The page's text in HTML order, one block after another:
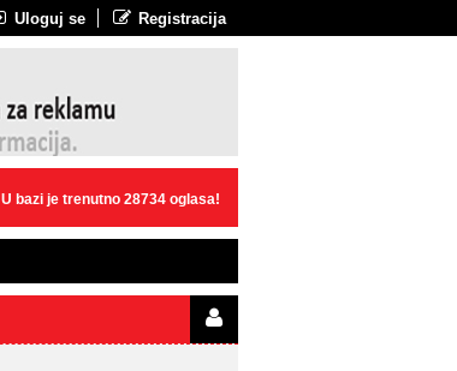
Uloguj se Registracija
U bazi je trenutno 28734 oglasa!